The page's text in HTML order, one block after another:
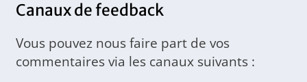
Canaux de feedback
Vous pouvez nous faire part de vos
commentaires via les canaux suivants :